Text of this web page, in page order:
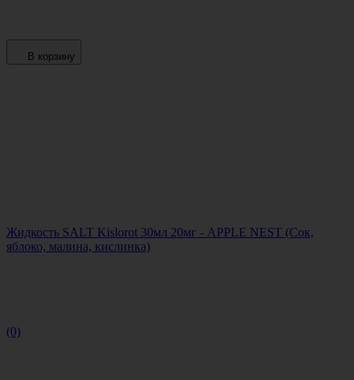
В корзину
Жидкость SALT Kislorot 30мл 20мг - APPLE NEST (Сок,
яблоко, малина, кислинка)
(0)